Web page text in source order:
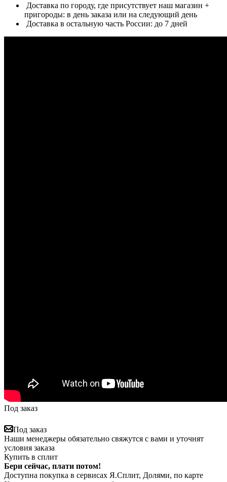
Доставка по городу, где присутствует наш магазин +
пригороды: в день заказа или на следующий день
Доставка в остальную часть России: до 7 дней
Под заказ
Под заказ
Наши менеджеры обязательно свяжутся с вами и уточнят
условия заказа
Купить в сплит
Бери сейчас, плати потом!
Доступна покупка в сервисах Я.Сплит, Долями, по карте